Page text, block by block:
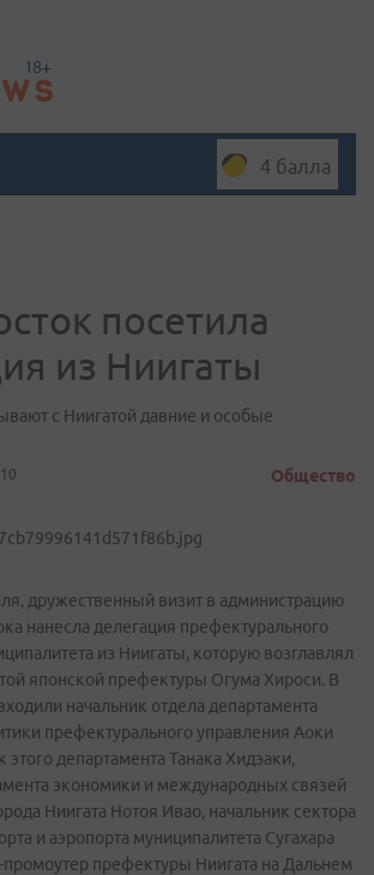
4 балла
посетила
из Ниигаты
с Ниигатой давние и особые
Общество
дружественный визит в администрацию
нанесла делегация префектурального
из Ниигаты, которую возглавлял
японской префектуры Огума Хироси. В
начальник отдела департамента
префектурального управления Аоки
этого департамента Танака Хидэаки,
экономики и международных связей
Ниигата Нотоя Ивао, начальник сектора
и аэропорта муниципалитета Сугахара
префектуры Ниигата на Дальнем